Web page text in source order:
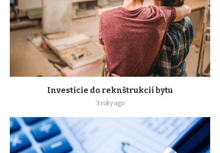
Investície do reknštrukcií bytu
3 roky ago